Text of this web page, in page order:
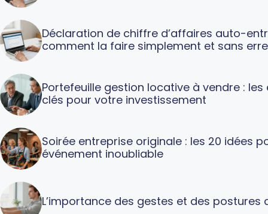
Déclaration de chiffre d’affaires auto-
comment la faire simplement et sans
Portefeuille gestion locative à vendre : les
clés pour votre investissement
Soirée entreprise originale : les 20 idées
événement inoubliable
L’importance des gestes et des postures